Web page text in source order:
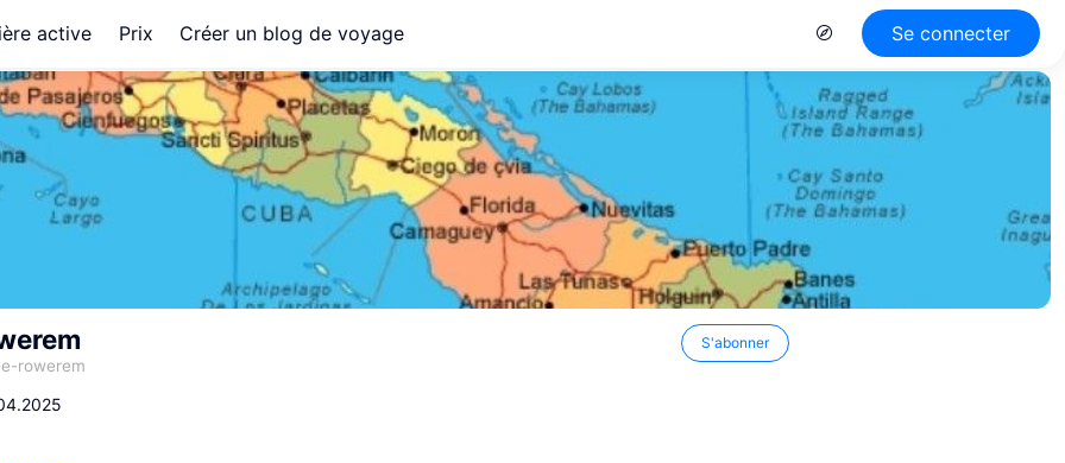
active Prix Créer un blog de voyage Se connecter
rowerem
S'abonner